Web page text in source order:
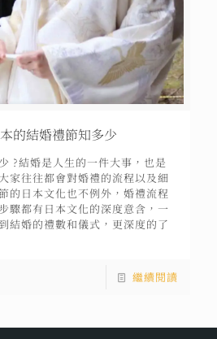
的結婚禮節知多少
?結婚是人生的一件大事，也是
家往往都會對婚禮的流程以及細
的日本文化也不例外，婚禮流程
驟都有日本文化的深度意含，一
結婚的禮數和儀式，更深度的了
繼續閱讀